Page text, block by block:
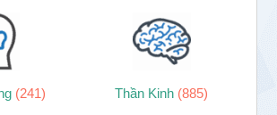
(241) Thần Kinh (885)